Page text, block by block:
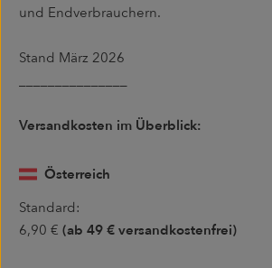
und Endverbrauchern.
Stand März 2026
Versandkosten im Überblick:
Österreich
Standard:
6,90 € (ab 49 € versandkostenfrei)